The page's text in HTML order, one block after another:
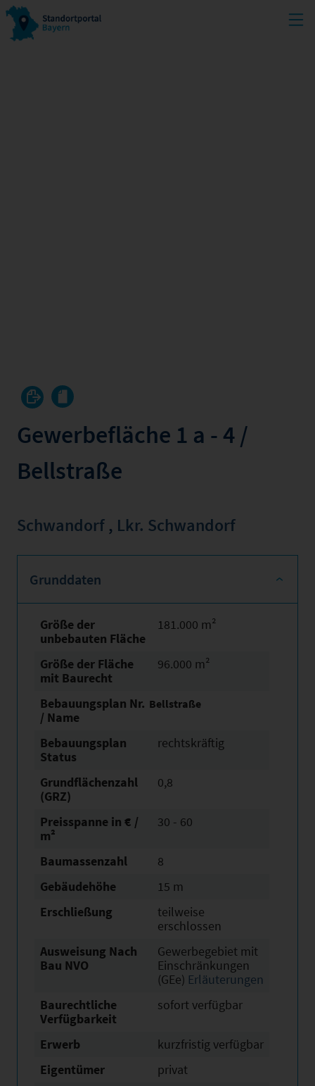
Gewerbefläche 1 a - 4 /
Bellstraße
Schwandorf , Lkr. Schwandorf
Grunddaten
Größe der
unbebauten Fläche
181.000 m²
Größe der Fläche
mit Baurecht
96.000 m²
Bebauungsplan Nr.
/ Name
Bellstraße
Bebauungsplan
Status
rechtskräftig
Grundflächen­zahl
(GRZ)
0,8
Preisspanne in € /
m²
30 - 60
Baumassenzahl
8
Gebäudehöhe
15 m
Erschließung
teilweise
erschlossen
Ausweisung Nach
Bau NVO
Gewerbegebiet mit
Einschränkungen
(GEe) Erläuterungen
Baurechtliche
Verfügbarkeit
sofort verfügbar
Erwerb
kurzfristig verfügbar
Eigentümer
privat